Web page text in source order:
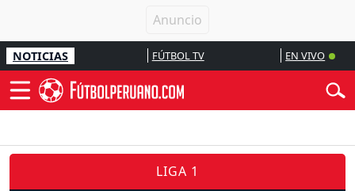
NOTICIAS FÚTBOL TV EN VIVO
LIGA 1